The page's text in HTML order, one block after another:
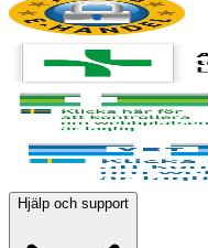
Hjälp och support